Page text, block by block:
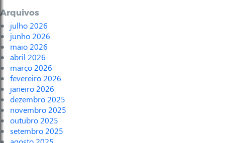
Arquivos
julho 2026
junho 2026
maio 2026
abril 2026
março 2026
fevereiro 2026
janeiro 2026
dezembro 2025
novembro 2025
outubro 2025
setembro 2025